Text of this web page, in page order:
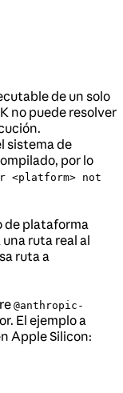
de un solo
no puede resolver
sistema de
por lo
<platform> not
de plataforma
ruta real al
ruta a
@anthropic-
El ejemplo a
Apple Silicon: